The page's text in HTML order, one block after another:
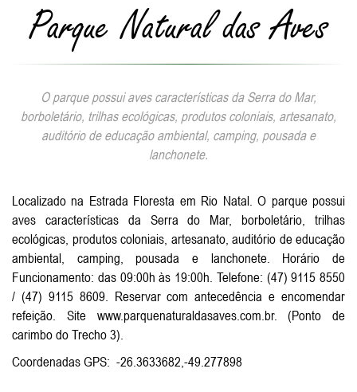
Parque Natural das Aves
O parque possui aves características da Serra do Mar,
borboletário, trilhas ecológicas, produtos coloniais, artesanato,
auditório de educação ambiental, camping, pousada e
lanchonete.
Localizado na Estrada Floresta em Rio Natal. O parque possui
aves características da Serra do Mar, borboletário, trilhas
ecológicas, produtos coloniais, artesanato, auditório de educação
ambiental, camping, pousada e lanchonete. Horário de
Funcionamento: das 09:00h às 19:00h. Telefone: (47) 9115 8550
/ (47) 9115 8609. Reservar com antecedência e encomendar
refeição. Site www.parquenaturaldasaves.com.br. (Ponto de
carimbo do Trecho 3).
Coordenadas GPS: -26.3633682,-49.277898